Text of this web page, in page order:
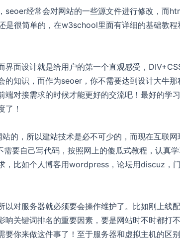
seoer经常会对网站的一些源文件进行修改，而
是很简单的，在w3school里面有详细的基础教
界面设计就是给用户的第一个直观感受，
的知识，而作为seoer，你不需要达到设计大牛
端对接需求的时候才能更好的交流吧！最好的学
了！
的，所以建站技术是必不可少的，而现在互联
要自己写代码，按照网上的傻瓜式教程，认真
，比如个人博客用wordpress，论坛用discuz，
以对服务器就必须要会操作维护了。比如刚上线
响关键词排名的重要因素，要是网站时不时都打
你来做这件事了！至于服务器和虚拟主机的区